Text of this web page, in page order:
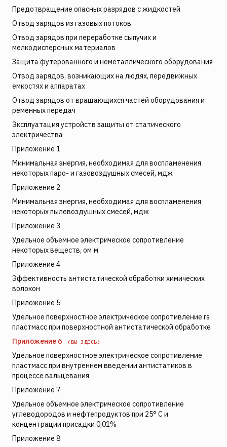
Предотвращение опасных разрядов с жидкостей
Отвод зарядов из газовых потоков
Отвод зарядов при переработке сыпучих и
мелкодисперсных материалов
Защита футерованного и неметаллического оборудования
Отвод зарядов, возникающих на людях, передвижных
емкостях и аппаратах
Отвод зарядов от вращающихся частей оборудования и
ременных передач
Эксплуатация устройств защиты от статического
электричества
Приложение 1
Минимальная энергия, необходимая для воспламенения
некоторых паро- и газовоздушных смесей, мдж
Приложение 2
Минимальная энергия, необходимая для воспламенения
некоторых пылевоздушных смесей, мдж
Приложение 3
Удельное объемное электрическое сопротивление
некоторых веществ, ом·м
Приложение 4
Эффективность антистатической обработки химических
волокон
Приложение 5
Удельное поверхностное электрическое сопротивление rs
пластмасс при поверхностной антистатической обработке
Приложение 6
(ВЫ ЗДЕСЬ)
Удельное поверхностное электрическое сопротивление
пластмасс при внутреннем введении антистатиков в
процессе вальцевания
Приложение 7
Удельное объемное электрическое сопротивление
углеводородов и нефтепродуктов при 25° C и
концентрации присадки 0,01%
Приложение 8